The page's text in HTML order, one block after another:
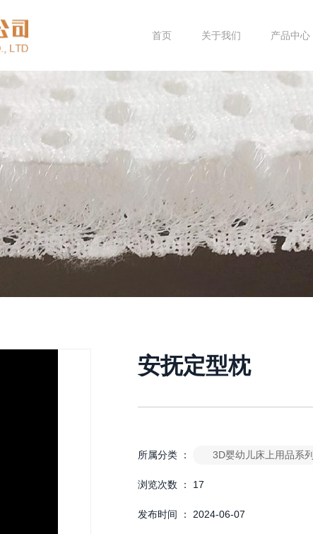
首页 关于我们 产品中心
安抚定型枕
所属分类 ： 3D婴幼儿床上用品系列
浏览次数 ： 17
发布时间 ： 2024-06-07